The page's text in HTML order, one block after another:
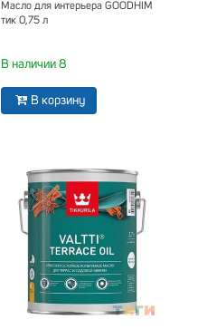
Масло для интерьера GOODHIM
тик 0,75 л
В наличии 8
В корзину